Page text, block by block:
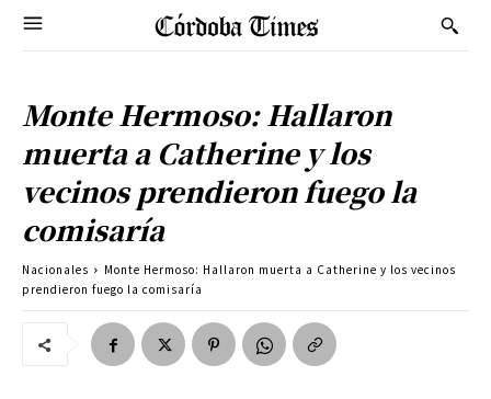
Monte Hermoso: Hallaron
muerta a Catherine y los
vecinos prendieron fuego la
comisaría
Nacionales
Monte Hermoso: Hallaron muerta a Catherine y los vecinos
prendieron fuego la comisaría